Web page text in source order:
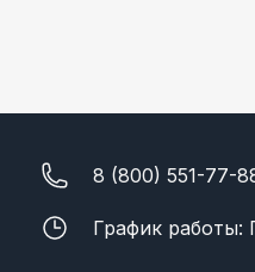
8 (800) 551-77-
График работы: